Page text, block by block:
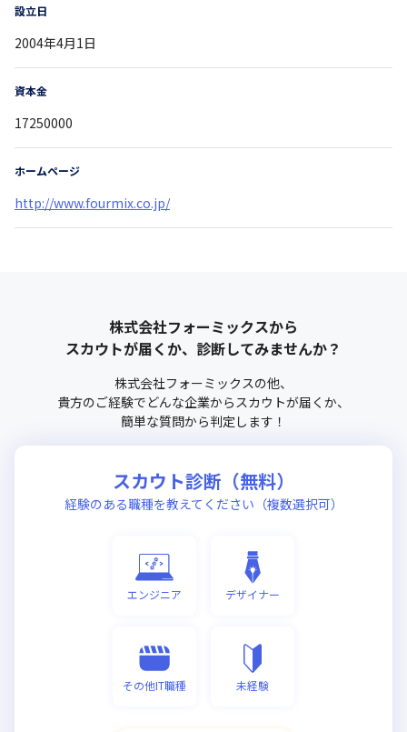
設立日
2004年4月1日
資本金
17250000
ホームページ
http://www.fourmix.co.jp/
株式会社フォーミックスから
スカウトが届くか、診断してみませんか？
株式会社フォーミックスの他、
貴方のご経験でどんな企業からスカウトが届くか、
簡単な質問から判定します！
スカウト診断（無料）
経験のある職種を教えてください（複数選択可）
エンジニア デザイナー
その他IT職種 未経験